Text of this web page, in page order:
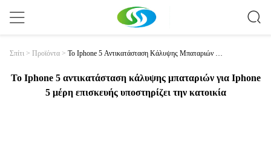
Σπίτι > Προϊόντα > Το Iphone 5 Αντικατάσταση Κάλυψης Μπαταριών Γι
Το Iphone 5 αντικατάσταση κάλυψης μπαταριών για Iphone
5 μέρη επισκευής υποστηρίζει την κατοικία